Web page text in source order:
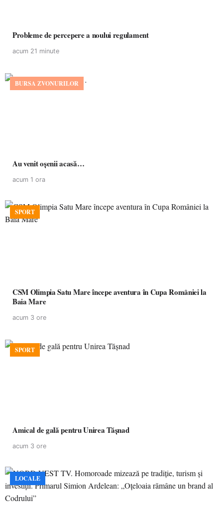
Probleme de percepere a noului regulament
acum 21 minute
BURSA ZVONURILOR
Au venit oșenii acasă…
acum 1 ora
SPORT
CSM Olimpia Satu Mare începe aventura în Cupa României la
Baia Mare
acum 3 ore
SPORT
Amical de gală pentru Unirea Tășnad
acum 3 ore
LOCALE